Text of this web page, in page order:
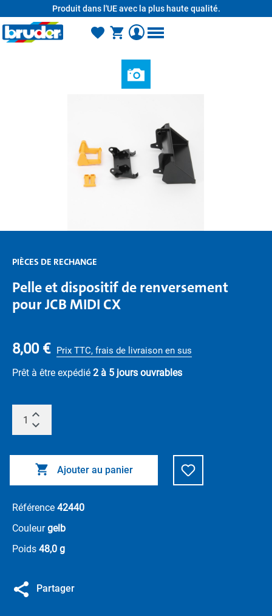
Produit dans l'UE avec la plus haute qualité.
PIÈCES DE RECHANGE
Pelle et dispositif de renversement
pour JCB MIDI CX
8,00 € Prix TTC, frais de livraison en sus
Prêt à être expédié 2 à 5 jours ouvrables
Ajouter au panier
Référence 42440
Couleurgelb
Poids 48,0 g
Partager